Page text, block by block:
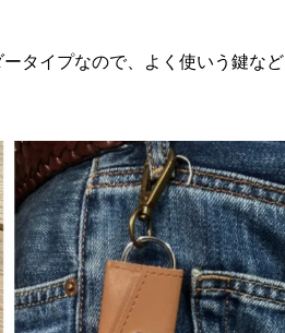
タイプなので、よく使いう鍵など